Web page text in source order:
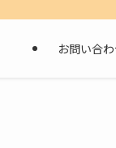
お問い合